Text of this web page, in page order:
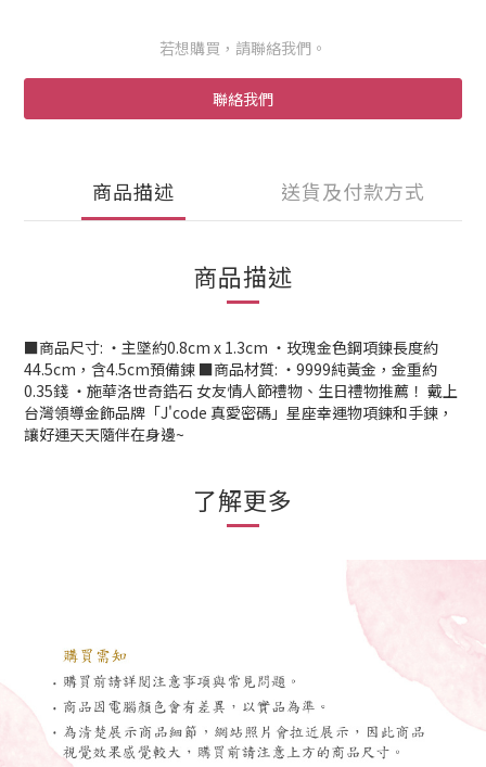
若想購買，請聯絡我們。
聯絡我們
商品描述 送貨及付款方式
商品描述
■商品尺寸: ‧主墜約0.8cm x 1.3cm ‧玫瑰金色鋼項鍊長度約
44.5cm，含4.5cm預備鍊 ■商品材質: ‧9999純黃金，金重約
0.35錢 ‧施華洛世奇鋯石 女友情人節禮物、生日禮物推薦！ 戴上
台灣領導金飾品牌「J'code 真愛密碼」星座幸運物項鍊和手鍊，
讓好運天天隨伴在身邊~
了解更多